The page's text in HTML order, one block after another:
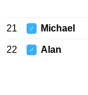
21 ♂ Michael
22 ♂ Alan